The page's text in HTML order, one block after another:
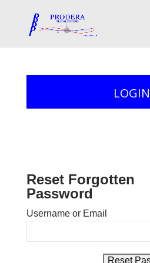
LOGIN
Reset Forgotten
Password
Username or Email